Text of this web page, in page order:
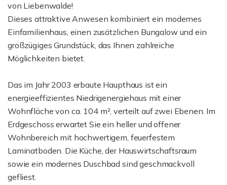
von Liebenwalde!
Dieses attraktive Anwesen kombiniert ein modernes
Einfamilienhaus, einen zusätzlichen Bungalow und ein
großzügiges Grundstück, das Ihnen zahlreiche
Möglichkeiten bietet.
Das im Jahr 2003 erbaute Haupthaus ist ein
energieeffizientes Niedrigenergiehaus mit einer
Wohnfläche von ca. 104 m², verteilt auf zwei Ebenen. Im
Erdgeschoss erwartet Sie ein heller und offener
Wohnbereich mit hochwertigem, feuerfestem
Laminatboden. Die Küche, der Hauswirtschaftsraum
sowie ein modernes Duschbad sind geschmackvoll
gefliest.